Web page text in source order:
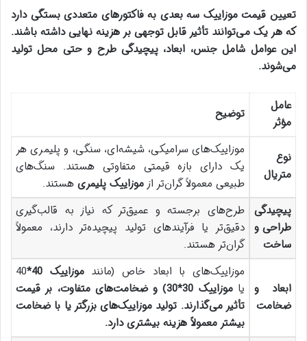
تعیین قیمت موزاییک سه بعدی به فاکتورهای متعددی بستگی دارد
که هر یک می‌توانند تأثیر قابل توجهی بر هزینه نهایی داشته باشند.
این عوامل شامل جنس، ابعاد، پیچیدگی طرح و حتی محل تولید
می‌شوند.
عامل
مؤثر
توضیح
نوع
متریال
موزاییک‌های سرامیکی، شیشه‌ای، سنگی، و پلیمری هر
یک دارای بازه قیمتی متفاوتی هستند. سنگ‌های
طبیعی معمولاً گران‌تر ازموزاییک پلیمری هستند.
پیچیدگی
طراحی و
ساخت
طرح‌های برجسته و عمیق‌تر که نیاز به قالب‌گیری
دقیق‌تر یا فرآیندهای تولید پیچیده‌تر دارند، معمولاً
گران‌تر هستند.
ابعاد و
ضخامت
موزاییک‌های با ابعاد خاص (مانندموزاییک 40*
40
یاموزاییک 30* 30) و ضخامت‌های متفاوت، بر قیمت
تأثیر می‌گذارند. تولید موزاییک‌های بزرگتر یا با ضخامت
بیشتر معمولاً هزینه بیشتری دارد.